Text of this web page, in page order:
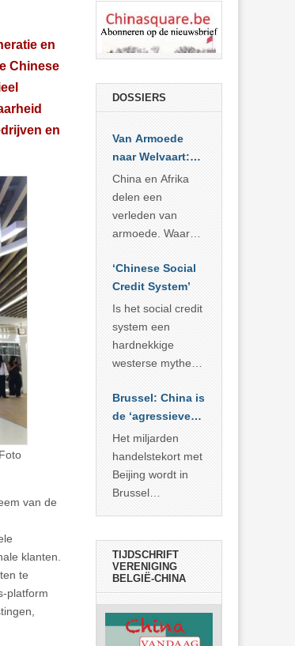
en
Chinese
en
van de
klanten.
te
platform
DOSSIERS
Van Armoede
naar Welvaart:
Wat Afrika kan
leren van
China’s
economisch
China en Afrika
delen een
verleden van
armoede. Waar
voorbije veertig
jaar in slaagde
meer dan 800
miljoen mensen
uit de armoede
… >> lees meer
‘Chinese Social
Credit System’
Is het social credit
system een
hardnekkige
westerse mythe of
realiteit in China?
Brussel: China is
de ‘agressieve
schuldige’
Het miljarden
handelstekort met
Beijing wordt in
Brussel
economische
agressie. In
werkelijkheid
verhult die
spectaculaire
rekensom vooral
TIJDSCHRIFT
VERENIGING
BELGIË-CHINA